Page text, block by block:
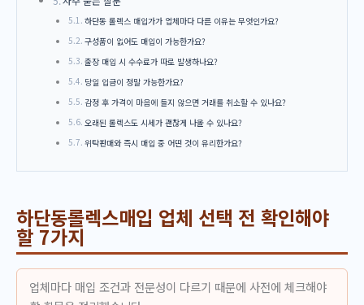
하단동 롤렉스 매입가가 업체마다 다른 이유는 무엇인가요?
구성품이 없어도 매입이 가능한가요?
출장 매입 시 수수료가 따로 발생하나요?
당일 입금이 정말 가능한가요?
감정 후 가격이 마음에 들지 않으면 거래를 취소할 수 있나요?
오래된 롤렉스도 시세가 괜찮게 나올 수 있나요?
위탁판매와 즉시 매입 중 어떤 것이 유리한가요?
하단동롤렉스매입 업체 선택 전 확인해야
할 7가지
업체마다 매입 조건과 전문성이 다르기 때문에 사전에 체크해야